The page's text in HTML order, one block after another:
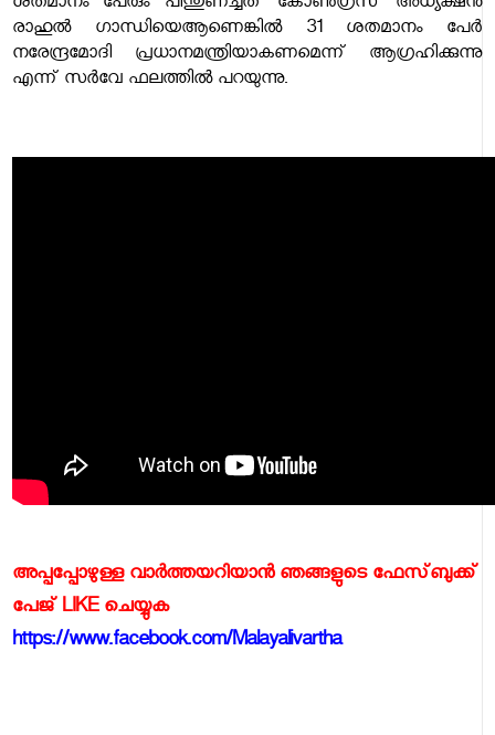
രാഹുല്‍ ഗാന്ധിയെആണെങ്കിൽ 31 ശതമാനം പേര്‍
നരേന്ദ്രമോദി പ്രധാനമന്ത്രിയാകണമെന്ന് ആഗ്രഹിക്കുന്നു
എന്ന് സർവേ ഫലത്തിൽ പറയുന്നു.
അപ്പപ്പോഴുള്ള വാര്‍ത്തയറിയാന്‍ ഞങ്ങളുടെ ഫേസ്‌ബുക്ക്‌
പേജ് LIKE ചെയ്യുക
https://www.facebook.com/Malayalivartha